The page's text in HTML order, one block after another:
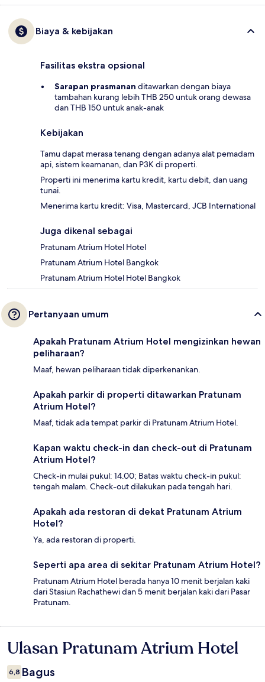
Biaya & kebijakan
Fasilitas ekstra opsional
Sarapan prasmanan ditawarkan dengan biaya
tambahan kurang lebih THB 250 untuk orang dewasa
dan THB 150 untuk anak-anak
Kebijakan
Tamu dapat merasa tenang dengan adanya alat pemadam
api, sistem keamanan, dan P3K di properti.
Properti ini menerima kartu kredit, kartu debit, dan uang
tunai.
Menerima kartu kredit: Visa, Mastercard, JCB International
Juga dikenal sebagai
Pratunam Atrium Hotel Hotel
Pratunam Atrium Hotel Bangkok
Pratunam Atrium Hotel Hotel Bangkok
Pertanyaan umum
Apakah Pratunam Atrium Hotel mengizinkan hewan
peliharaan?
Maaf, hewan peliharaan tidak diperkenankan.
Apakah parkir di properti ditawarkan Pratunam
Atrium Hotel?
Maaf, tidak ada tempat parkir di Pratunam Atrium Hotel.
Kapan waktu check-in dan check-out di Pratunam
Atrium Hotel?
Check-in mulai pukul: 14.00; Batas waktu check-in pukul:
tengah malam. Check-out dilakukan pada tengah hari.
Apakah ada restoran di dekat Pratunam Atrium
Hotel?
Ya, ada restoran di properti.
Seperti apa area di sekitar Pratunam Atrium Hotel?
Pratunam Atrium Hotel berada hanya 10 menit berjalan kaki
dari Stasiun Rachathewi dan 5 menit berjalan kaki dari Pasar
Pratunam.
Ulasan
Ulasan Pratunam Atrium Hotel
6,8 Bagus